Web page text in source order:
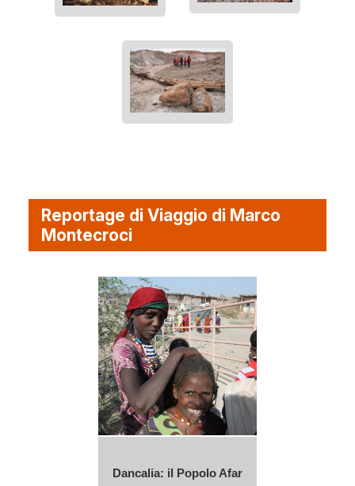
Reportage di Viaggio di Marco
Montecroci
Dancalia: il Popolo Afar